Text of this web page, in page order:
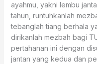
ayahmu, yakni lembu
tahun, runtuhkanlah
tebanglah tiang berhala
dirikanlah mezbah bagi
pertahanan ini dengan
jantan yang kedua dan